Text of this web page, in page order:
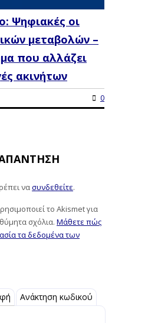
Ψηφιακές οι
μεταβολών –
που αλλάζει
ακινήτων
0
νασυνδεθείτε.
το Akismet για
σχόλια. Μάθετε πώς
τα δεδομένα των
Ανάκτηση κωδικού